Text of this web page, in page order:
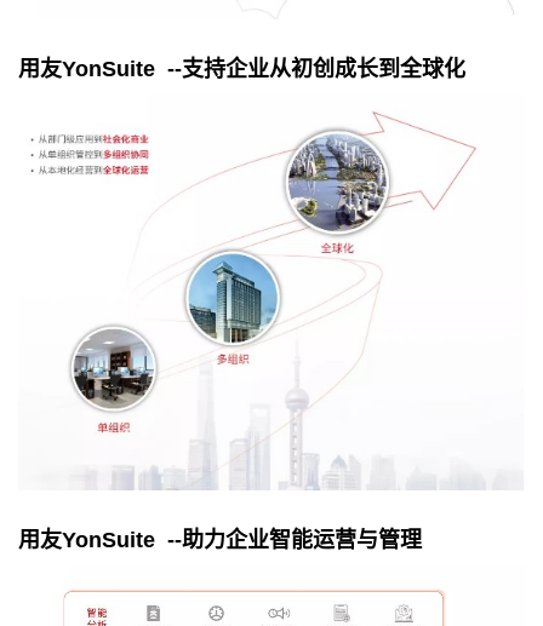
用友YonSuite --支持企业从初创成长到全球化
用友YonSuite --助力企业智能运营与管理